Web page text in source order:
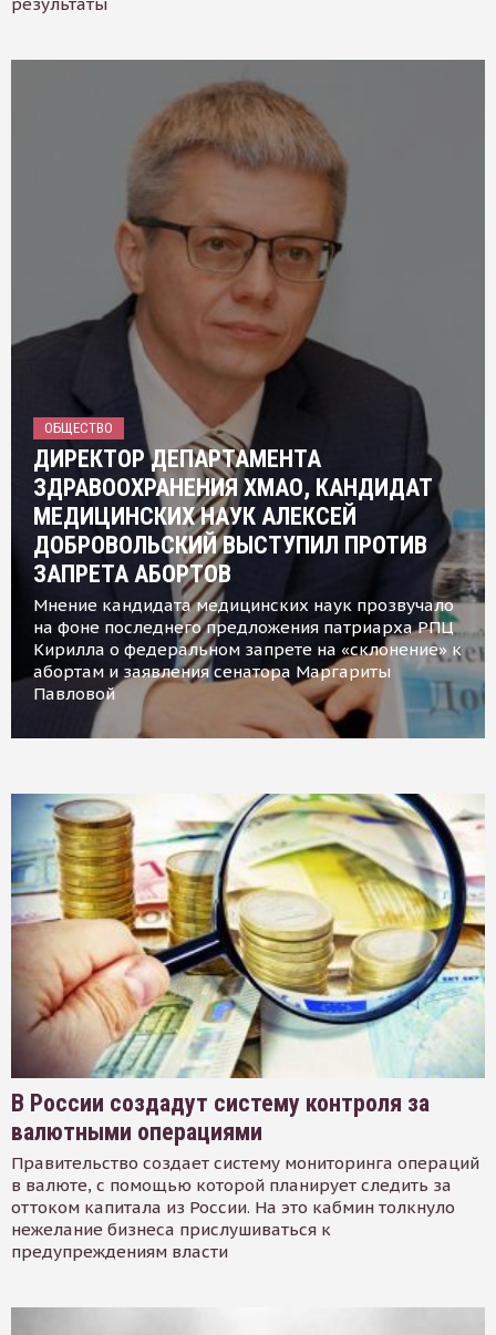
ОБЩЕСТВО
ДИРЕКТОР ДЕПАРТАМЕНТА
ЗДРАВООХРАНЕНИЯ ХМАО, КАНДИДАТ
МЕДИЦИНСКИХ НАУК АЛЕКСЕЙ
ДОБРОВОЛЬСКИЙ ВЫСТУПИЛ ПРОТИВ
ЗАПРЕТА АБОРТОВ
Мнение кандидата медицинских наук прозвучало
на фоне последнего предложения патриарха РПЦ
Кирилла о федеральном запрете на «склонение» к
абортам и заявления сенатора Маргариты
Павловой
В России создадут систему контроля за
валютными операциями
Правительство создает систему мониторинга операций
в валюте, с помощью которой планирует следить за
оттоком капитала из России. На это кабмин толкнуло
нежелание бизнеса прислушиваться к
предупреждениям власти